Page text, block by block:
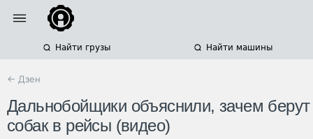
Найти грузы Найти машины
← Дзен
Дальнобойщики объяснили, зачем берут
собак в рейсы (видео)